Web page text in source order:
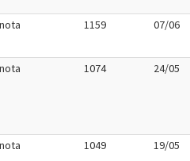
nota 1159 07/06
nota 1074 24/05
nota 1049 19/05